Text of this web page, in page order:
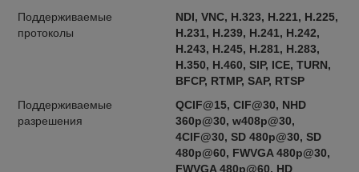
Поддерживаемые
протоколы
NDI, VNC, H.323, H.221, H.225,
H.231, H.239, H.241, H.242,
H.243, H.245, H.281, H.283,
H.350, H.460, SIP, ICE, TURN,
BFCP, RTMP, SAP, RTSP
Поддерживаемые
разрешения
QCIF@15, CIF@30, NHD
360p@30, w408p@30,
4CIF@30, SD 480p@30, SD
480p@60, FWVGA 480p@30,
FWVGA 480p@60, HD